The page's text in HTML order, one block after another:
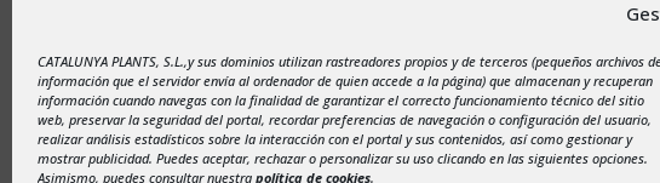
CATALUNYA PLANTS, S.L.,y sus dominios utilizan rastreadores propios y de terceros (pequeños archivos
información que el servidor envía al ordenador de quien accede a la página) que almacenan y recuperan
información cuando navegas con la finalidad de garantizar el correcto funcionamiento técnico del sitio
web, preservar la seguridad del portal, recordar preferencias de navegación o configuración del usuario,
realizar análisis estadísticos sobre la interacción con el portal y sus contenidos, así como gestionar y
mostrar publicidad. Puedes aceptar, rechazar o personalizar su uso clicando en las siguientes opciones.
Asimismo, puedes consultar nuestra política de cookies.